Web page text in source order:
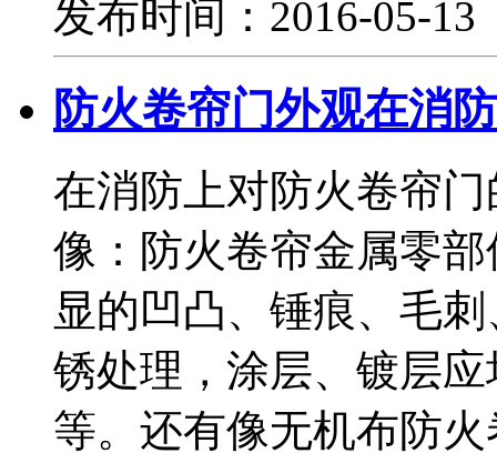
发布时间：2016-05-
防火卷帘门外观在消
在消防上对防火卷帘
像：防火卷帘金属零
显的凹凸、锤痕、毛
锈处理，涂层、镀层
等。还有像无机布防